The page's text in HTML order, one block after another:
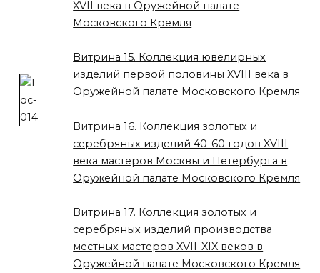
XVII века в Оружейной палате
Московского Кремля
Витрина 15. Коллекция ювелирных
изделий первой половины XVIII века в
Оружейной палате Московского Кремля
Витрина 16. Коллекция золотых и
серебряных изделий 40-60 годов XVIII
века мастеров Москвы и Петербурга в
Оружейной палате Московского Кремля
Витрина 17. Коллекция золотых и
серебряных изделий производства
местных мастеров XVII-XIX веков в
Оружейной палате Московского Кремля